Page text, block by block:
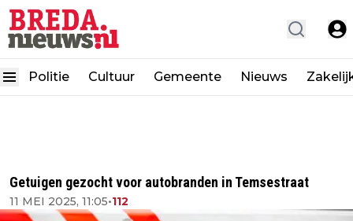
Politie Cultuur Gemeente Nieuws
Getuigen gezocht voor autobranden in Temsestraat
11 MEI 2025, 11:05•112